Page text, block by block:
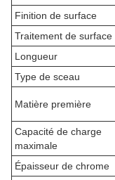
Finition de surface
Traitement de surface
Longueur
Type de sceau
Matière première
Capacité de charge
maximale
Épaisseur de chrome